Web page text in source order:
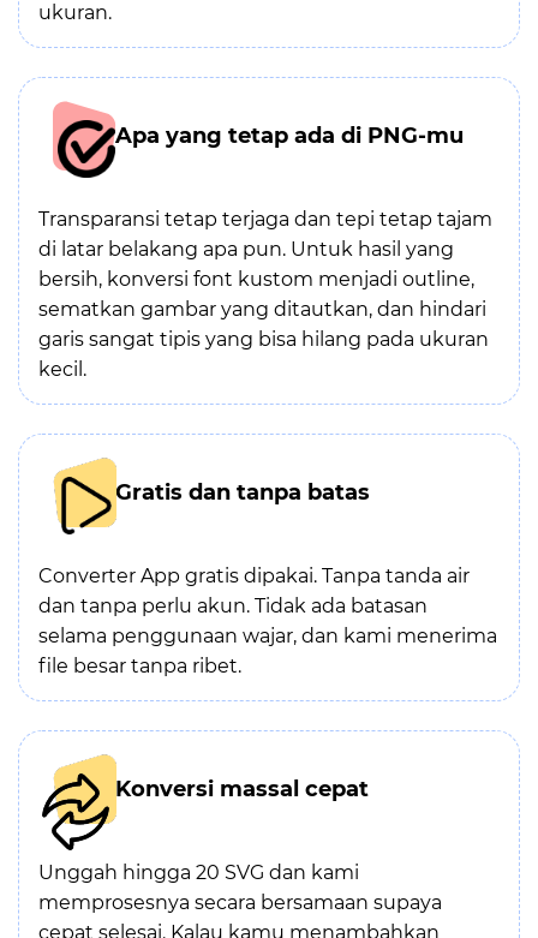
ukuran.
Apa yang tetap ada di PNG-mu
Transparansi tetap terjaga dan tepi tetap tajam
di latar belakang apa pun. Untuk hasil yang
bersih, konversi font kustom menjadi outline,
sematkan gambar yang ditautkan, dan hindari
garis sangat tipis yang bisa hilang pada ukuran
kecil.
Gratis dan tanpa batas
Converter App gratis dipakai. Tanpa tanda air
dan tanpa perlu akun. Tidak ada batasan
selama penggunaan wajar, dan kami menerima
file besar tanpa ribet.
Konversi massal cepat
Unggah hingga 20 SVG dan kami
memprosesnya secara bersamaan supaya
cepat selesai. Kalau kamu menambahkan